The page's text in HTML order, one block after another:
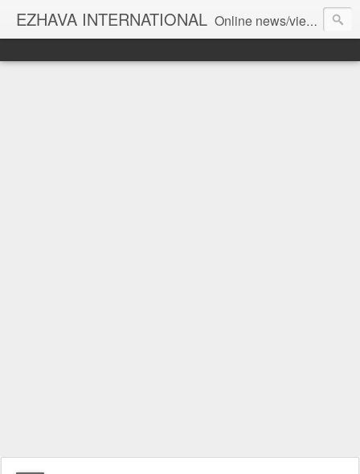
EZHAVA INTERNATIONAL Online news/views JOURNAL... Connecting the community worldwide Editorial Director: Prem Chandran